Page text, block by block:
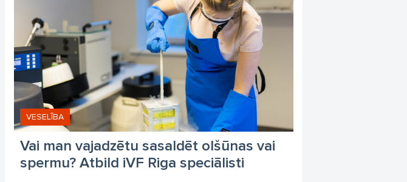
Preimplantācijas ģenētiskā diagnostika
ģenētika
Reproduktīvās ģenētikas centrs
grūtniecības materiāla testēšana
US ultrasonogrāfija grūtniecēm
Viva Genomics
diagnostika
Vīriešu neauglības ārstēšana
testēšana
aCGH dakteris doktorāts dr.
dr. Fodiina
centrs pieņemšanas laiks poliklīnika
slimnīca
Vai man vajadzētu sasaldēt olšūnas vai
spermu? Atbild iVF Riga speciālisti
VESELĪBA